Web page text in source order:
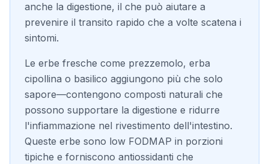
anche la digestione, il che può aiutare a
prevenire il transito rapido che a volte scatena i
sintomi.
Le erbe fresche come prezzemolo, erba
cipollina o basilico aggiungono più che solo
sapore—contengono composti naturali che
possono supportare la digestione e ridurre
l'infiammazione nel rivestimento dell'intestino.
Queste erbe sono low FODMAP in porzioni
tipiche e forniscono antiossidanti che